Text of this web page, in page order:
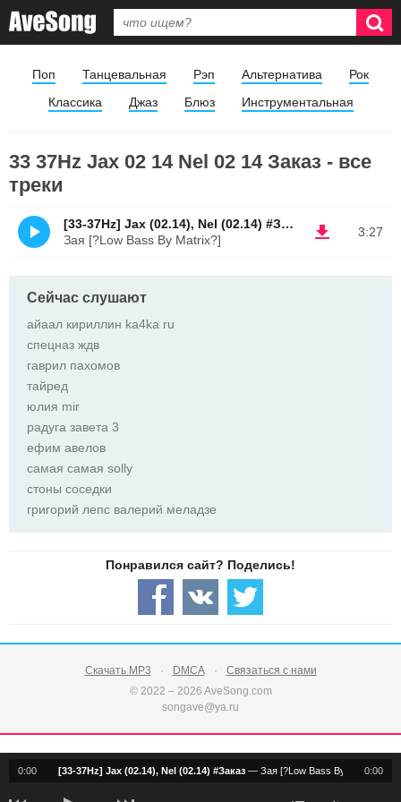
Поп Танцевальная Рэп Альтернатива
Рок
Классика
Джаз Блюз Инструментальная
33 37Hz Jax 02 14 Nel 02 14 Заказ - все
треки
3:27
[33-37Hz] Jax (02.14), Nel (02.14) #Заказ
Зая [?Low Bass By Matrix?]
Сейчас слушают
айаал кириллин ka4ka ru
спецназ ждв
гаврил пахомов
тайред
юлия mir
радуга завета 3
ефим авелов
самая самая solly
стоны соседки
григорий лепс валерий меладзе
Скачать MP3 DMCA
Связаться с нами
© 2022 – 2026 AveSong.com
songave@ya.ru
0:00 0:00
[33-37Hz] Jax (02.14), Nel (02.14) #Заказ — Зая [?Low Bass By Matrix?]